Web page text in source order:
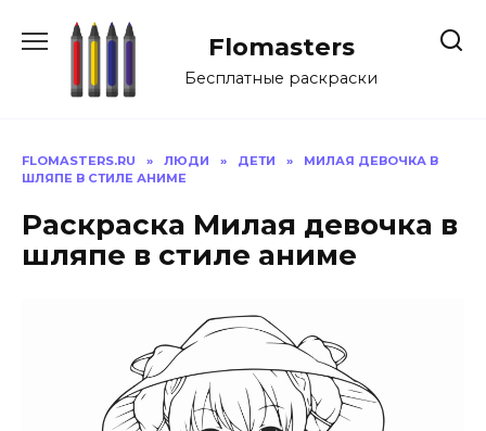
Flomasters
Бесплатные раскраски
FLOMASTERS.RU » ЛЮДИ » ДЕТИ »
МИЛАЯ ДЕВОЧКА В
ШЛЯПЕ В СТИЛЕ АНИМЕ
Раскраска Милая девочка в
шляпе в стиле аниме